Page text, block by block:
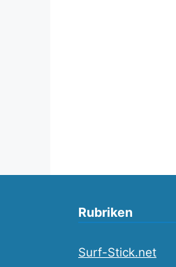
Rubriken
Surf-Stick.net